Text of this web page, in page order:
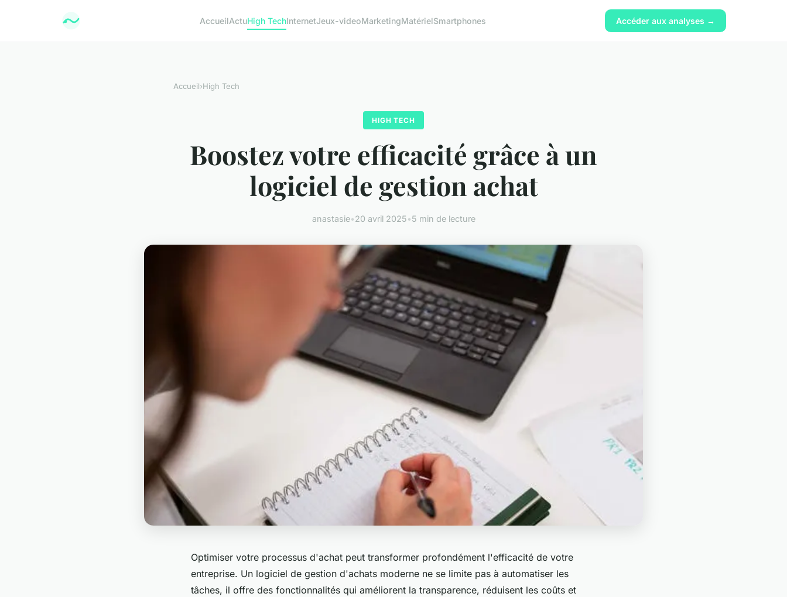
AccueilActuHigh TechInternetJeux-videoMarketingMatérielSmartphones Accéder aux analyses →
Accueil›High Tech
HIGH TECH
Boostez votre efficacité grâce à un
logiciel de gestion achat
anastasie•20 avril 2025•5 min de lecture
Optimiser votre processus d'achat peut transformer profondément l'efficacité de votre
entreprise. Un logiciel de gestion d'achats moderne ne se limite pas à automatiser les
tâches, il offre des fonctionnalités qui améliorent la transparence, réduisent les coûts et